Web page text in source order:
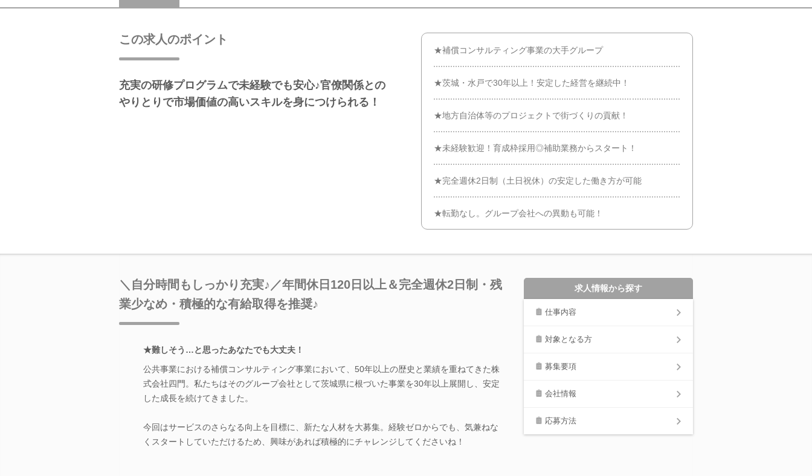
この求人のポイント
充実の研修プログラムで未経験でも安心♪官僚関係との
やりとりで市場価値の高いスキルを身につけられる！
★補償コンサルティング事業の大手グループ
★茨城・水戸で30年以上！安定した経営を継続中！
★地方自治体等のプロジェクトで街づくりの貢献！
★未経験歓迎！育成枠採用◎補助業務からスタート！
★完全週休2日制（土日祝休）の安定した働き方が可能
★転勤なし。グループ会社への異動も可能！
＼自分時間もしっかり充実♪／年間休日120日以上＆完全週休2日制・残
業少なめ・積極的な有給取得を推奨♪
★難しそう…と思ったあなたでも大丈夫！
公共事業における補償コンサルティング事業において、50年以上の歴史と業績を重ねてきた株
式会社四門。私たちはそのグループ会社として茨城県に根づいた事業を30年以上展開し、安定
した成長を続けてきました。
今回はサービスのさらなる向上を目標に、新たな人材を大募集。経験ゼロからでも、気兼ねな
くスタートしていただけるため、興味があれば積極的にチャレンジしてくださいね！
求人情報から探す
仕事内容
対象となる方
募集要項
会社情報
応募方法